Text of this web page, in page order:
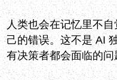
人类也会在记忆里不
己的错误。这不是 AI
有决策者都会面临的问